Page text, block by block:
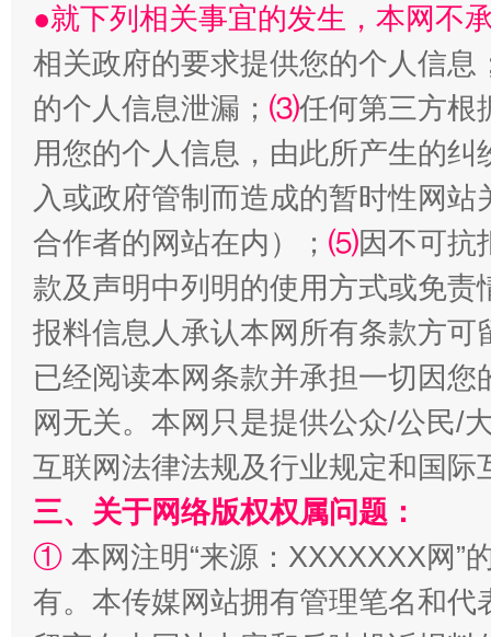
揭批美国五大"原罪" "
解纷+调解+退费，一次搞定
●就下列相关事宜的发生，本网不
相关政府的要求提供您的个人信息
的个人信息泄漏； ⑶任何第三方根
用您的个人信息，由此所产生的纠
入或政府管制而造成的暂时性网
合作者的网站在内）； ⑸因不可抗
款及声明中列明的使用方式或免责
报料信息人承认本网所有条款方
已经阅读本网条款并承担一切因
网无关。本网只是提供公众/公民/
互联网法律法规及行业规定和国
三、关于网络版权权属问题：
① 本网注明“来源：XXXXXXX网”
有。本传媒网站拥有管理笔名和